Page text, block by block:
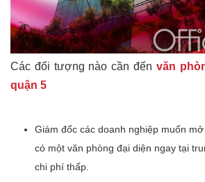
Các đối tượng nào cần đến văn
quận 5
Giám đốc các doanh nghiệp muốn
có một văn phòng đại diện ngay tại
chi phí thấp.